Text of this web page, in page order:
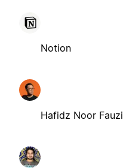
Notion
Hafidz Noor Fauzi